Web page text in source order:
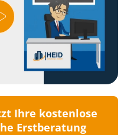
Ihre kostenlose
Erstberatung